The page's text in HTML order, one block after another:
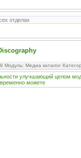
Модуль: Медиа каталог
улучшающий целом
можете